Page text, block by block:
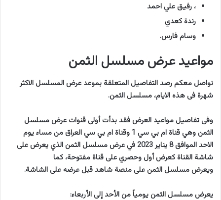
، رفيق علي احمد
رندة كعدي
وسام فارس.
مواعيد عرض مسلسل الثمن
نواصل معكم رصد التفاصيل المتعلقة بموعد عرض المسلسل الاكثر
شهرة فى هذه الايام، مسلسل الثمن.
وفى تفاصيل مواعيد العرض فقد بدأت أولى قنوات عرض مسلسل
الثمن وهي قناة ام بي سي 1 وقناة ام بي سي العراق من مساء يوم
الاحد الموافق 8 يناير 2023 في عرض مسلسل الثمن الذي يعرض على
شاشة القناة كعرض أول وحصري على قناة مفتوحة، كما
ويعرض مسلسل الثمن على منصة شاهد قبل عرضه على الشاشة.
يعرض مسلسل الثمن يومياً من الأحد إلى الأربعاء: